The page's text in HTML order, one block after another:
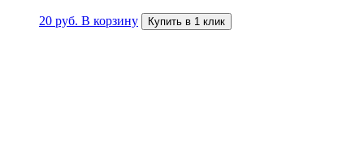
20 руб. В корзину Купить в 1 клик